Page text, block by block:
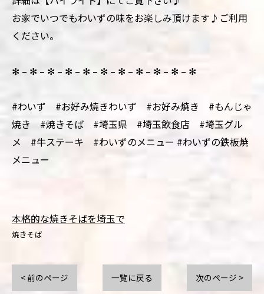
お家でいつでもわいずの味をお楽しみ頂けます♪ご利用
ください。
✻ – ✻ – ✻ – ✻ – ✻ – ✻ – ✻ – ✻ – ✻ – ✻ – ✻
#わいず #お好み焼きわいず #お好み焼き #もんじゃ
焼き #焼きそば #埼玉県 #埼玉飲食店 #埼玉グル
メ #牛ステーキ #わいずのメニュー #わいずの鉄板焼
メニュー
本格的な焼きそばを埼玉で
焼きそば
< 前のページ 一覧に戻る 次のページ >